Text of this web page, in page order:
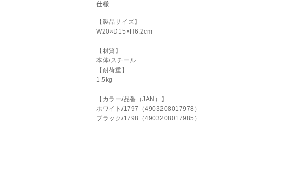
仕様
【製品サイズ】
W20×D15×H6.2cm
【材質】
本体/スチール
【耐荷重】
1.5kg
【カラー/品番（JAN）】
ホワイト/1797（4903208017978）
ブラック/1798（4903208017985）